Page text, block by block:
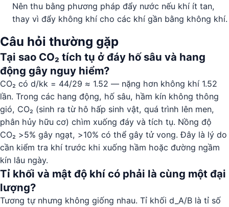
Nên thu bằng phương pháp đẩy nước nếu khí ít tan,
thay vì đẩy không khí cho các khí gần bằng không khí.
Câu hỏi thường gặp
Tại sao CO₂ tích tụ ở đáy hố sâu và hang
động gây nguy hiểm?
CO₂ có d/kk = 44/29 ≈ 1.52 — nặng hơn không khí 1.52
lần. Trong các hang động, hố sâu, hầm kín không thông
gió, CO₂ (sinh ra từ hô hấp sinh vật, quá trình lên men,
phân hủy hữu cơ) chìm xuống đáy và tích tụ. Nồng độ
CO₂ >5% gây ngạt, >10% có thể gây tử vong. Đây là lý do
cần kiểm tra khí trước khi xuống hầm hoặc đường ngầm
kín lâu ngày.
Tỉ khối và mật độ khí có phải là cùng một đại
lượng?
Tương tự nhưng không giống nhau. Tỉ khối d_A/B là tỉ số